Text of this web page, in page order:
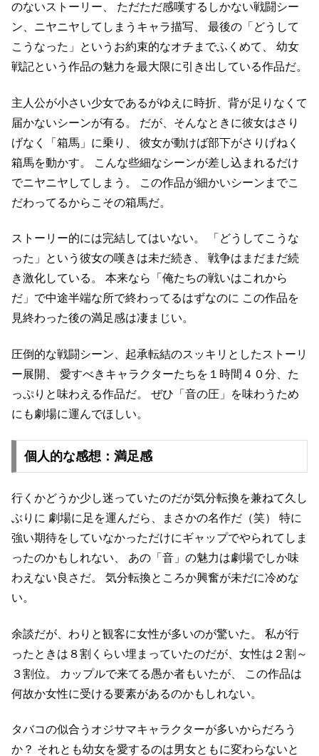
のないストーリー、
ただただ感嘆するしかない戦闘シー
ン、ニヤニヤしてしまうキャラ描写、
最後の「どうして
こうなった」というお約束的なオチまでふくめて、
幼女
戦記という作品の魅力を最大限に引き出している作品だ。
主人公が小さい少女であるがゆえに時折、背が足りなくて
届かないシーンが有る。
だが、そんなときに彼女はさり
げなく「箱馬」に乗り、
彼女が動けば部下がさりげねく
箱馬を動かす。
こんな些細なシーンが差し込まれるだけ
でニヤニヤしてしまう。
この作品が細かいシーンまでこ
だわってるからこその箱馬だ。
ストーリー的には完結してはいない。
「どうしてこうな
った」という彼女の嘆きは未だ続き、
戦争はまだまだ続
き激化している。
本来なら「俺たちの戦いはこれから
だ」で中途半端な所で終わってるはずなのに この作品を
見終わった後の満足感は凄まじい。
圧倒的な戦闘シーン、起承転結のスッキリとしたストーリ
ー展開、
愛すべきキャラクターたちを１時間４０分、た
っぷりと味わえる作品だ。
ぜひ「音の圧」を味わうため
にも劇場に運んでほしい。
個人的な感想：満足感
行くかどうか少し迷っていたのだが気分転換を兼ねて久し
ぶりに 劇場に足を運んだら、まさかの名作だ（笑）
特に
強い期待をしていなかっただけにギャップでやられてしま
ったのかもしれない、
あの「音」の魅力は劇場でしか味
わえない良さだ。
気分転換ところか興奮が未だに冷めな
い。
余談だが、わりと観客に女性が多いのが驚いた。
私が行
ったときは８割くらい埋まっていたのだが、女性は２割～
３割位。
カップルで来てる愚か者もいたが、
この作品は
何故か女性に受ける要素があるのかもしれない。
タバコの似合うオジサマキャラクターが多いからだろう
か？ それとも幼女を愛するのは男女ともに変わらないと